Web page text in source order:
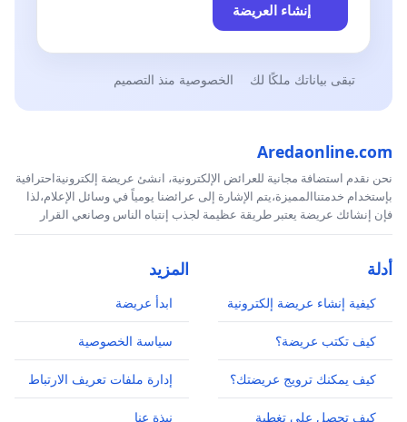
إنشاء العريضة
تبقى بياناتك ملكًا لك الخصوصية منذ التصميم
Aredaonline.com
نحن نقدم استضافة مجانية للعرائض الإلكترونية، انشئ عريضة إلكترونيةاحترافية
بإستخدام خدمتناالمميزة،يتم الإشارة إلى عرائضنا يومياً في وسائل الإعلام،لذا
فإن إنشائك عريضة يعتبر طريقة عظيمة لجذب إنتباه الناس وصانعي القرار
أدلة
كيفية إنشاء عريضة إلكترونية
كيف تكتب عريضة؟
كيف يمكنك ترويج عريضتك؟
كيف تحصل على تغطية
المزيد
ابدأ عريضة
سياسة الخصوصية
إدارة ملفات تعريف الارتباط
نبذة عنا